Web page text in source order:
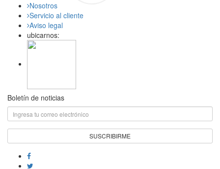
Nosotros
Servicio al cliente
Aviso legal
ubicarnos:
Boletín de noticias